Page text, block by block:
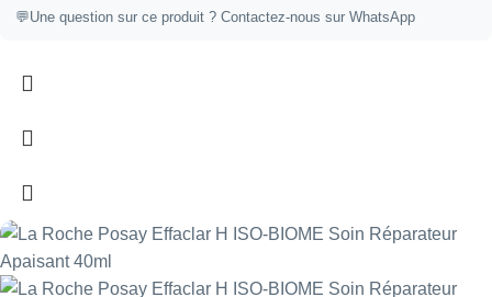
💬Une question sur ce produit ? Contactez-nous sur WhatsApp